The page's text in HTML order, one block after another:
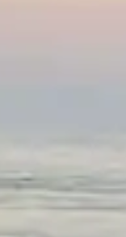
E RICEVI
SCONTO >